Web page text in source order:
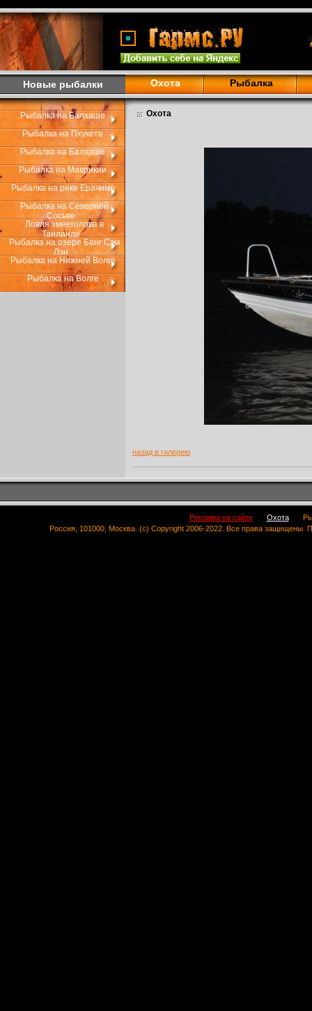
Новые рыбалки Охота Рыбалка
Рыбалка на Балхаше
Рыбалка на Пхукете
Рыбалка на Балхаше
Рыбалка на Маврикии
Рыбалка на реке Ерачимо
Рыбалка на Северной
Сосьве
Ловля змееголова в
Таиланде
Рыбалка на озере Банг Сэм
Лэн
Рыбалка на Нижней Волге
Рыбалка на Волге
Охота
назад в галерею
Реклама на сайте Охота
Россия, 101000, Москва. (c) Copyright 2006-2022. Все права защищены.